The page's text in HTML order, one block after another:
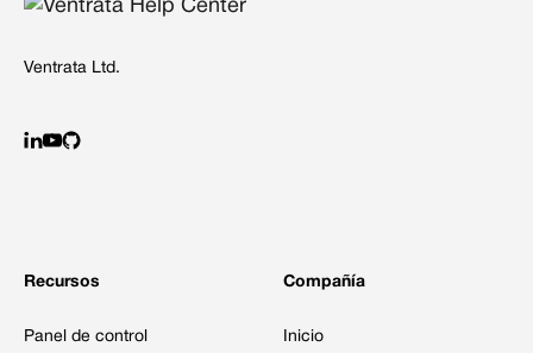
Ventrata Ltd.
Recursos
Panel de control
Compañía
Inicio